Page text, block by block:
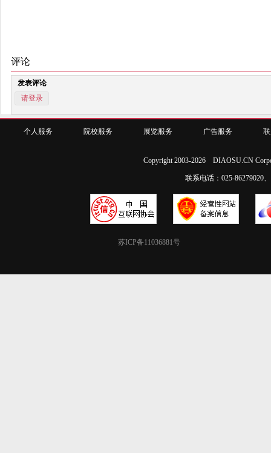
评论
发表评论
请登录
个人服务 院校服务 展览服务 广告服务
Copyright 2003-2026 DIAOSU.CN
联系电话：025-86279020
苏ICP备11036881号